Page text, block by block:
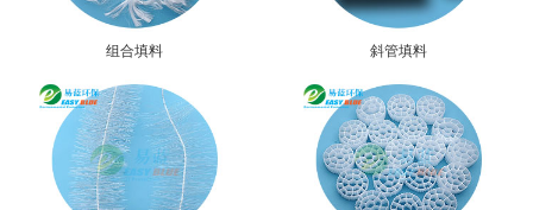
组合填料 斜管填料